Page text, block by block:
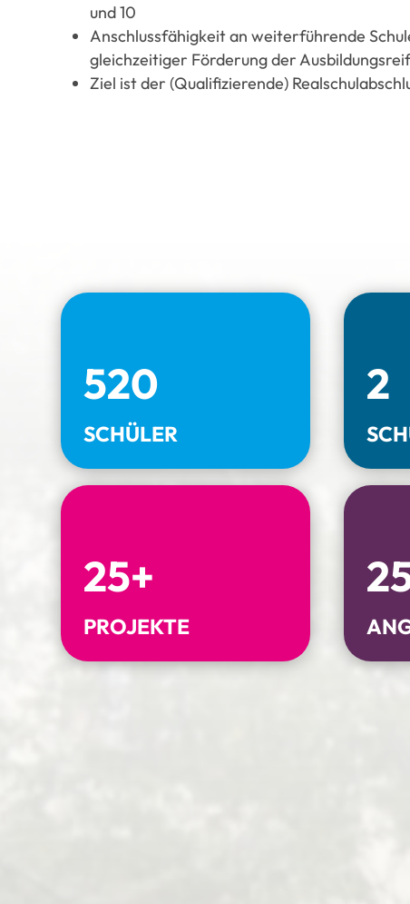
und 10
Anschlussfähigkeit an weiterführende
gleichzeitiger Förderung der
Ziel ist der (Qualifizierende)
520
SCHÜLER
25+
PROJEKTE
2